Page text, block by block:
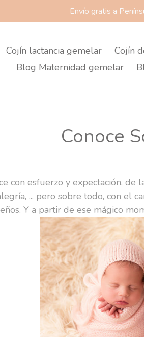
Envío gratis a
Cojín lactancia gemelar Cojín
Blog Maternidad gemelar
Conoce
con esfuerzo y expectación,
... pero sobre todo, con el
Y a partir de ese mágico